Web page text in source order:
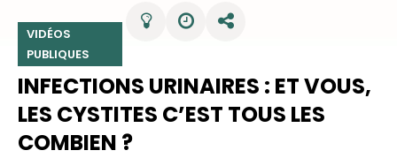
VIDÉOS
PUBLIQUES
INFECTIONS URINAIRES : ET VOUS,
LES CYSTITES C’EST TOUS LES
COMBIEN ?